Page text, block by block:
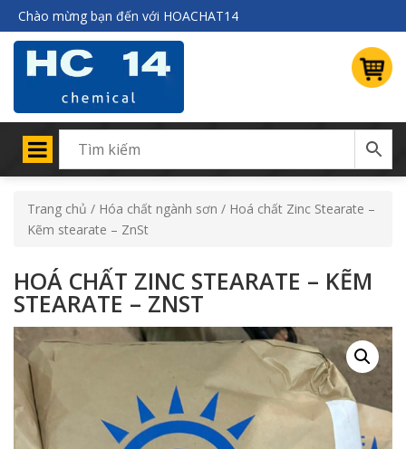
Chào mừng bạn đến với HOACHAT14
Trang chủ / Hóa chất ngành sơn / Hoá chất Zinc Stearate –
Kẽm stearate – ZnSt
HOÁ CHẤT ZINC STEARATE – KẼM
STEARATE – ZNST